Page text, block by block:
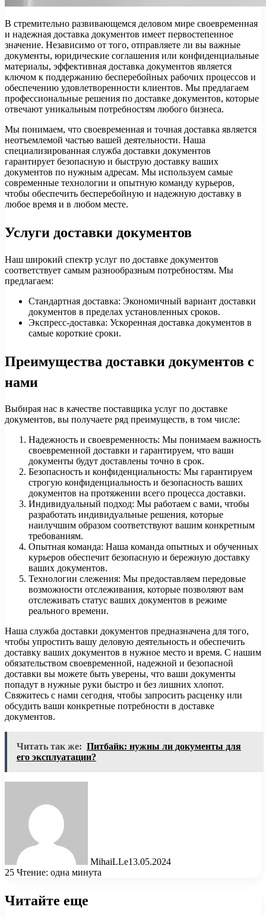
В стремительно развивающемся деловом мире своевременная
и надежная доставка документов имеет первостепенное
значение. Независимо от того, отправляете ли вы важные
документы, юридические соглашения или конфиденциальные
материалы, эффективная доставка документов является
ключом к поддержанию бесперебойных рабочих процессов и
обеспечению удовлетворенности клиентов. Мы предлагаем
профессиональные решения по доставке документов, которые
отвечают уникальным потребностям любого бизнеса.
Мы понимаем, что своевременная и точная доставка является
неотъемлемой частью вашей деятельности. Наша
специализированная служба доставки документов
гарантирует безопасную и быструю доставку ваших
документов по нужным адресам. Мы используем самые
современные технологии и опытную команду курьеров,
чтобы обеспечить бесперебойную и надежную доставку в
любое время и в любом месте.
Услуги доставки документов
Наш широкий спектр услуг по доставке документов
соответствует самым разнообразным потребностям. Мы
предлагаем:
Стандартная доставка: Экономичный вариант доставки
документов в пределах установленных сроков.
Экспресс-доставка: Ускоренная доставка документов в
самые короткие сроки.
Преимущества доставки документов с
нами
Выбирая нас в качестве поставщика услуг по доставке
документов, вы получаете ряд преимуществ, в том числе:
Надежность и своевременность: Мы понимаем важность
своевременной доставки и гарантируем, что ваши
документы будут доставлены точно в срок.
Безопасность и конфиденциальность: Мы гарантируем
строгую конфиденциальность и безопасность ваших
документов на протяжении всего процесса доставки.
Индивидуальный подход: Мы работаем с вами, чтобы
разработать индивидуальные решения, которые
наилучшим образом соответствуют вашим конкретным
требованиям.
Опытная команда: Наша команда опытных и обученных
курьеров обеспечит безопасную и бережную доставку
ваших документов.
Технологии слежения: Мы предоставляем передовые
возможности отслеживания, которые позволяют вам
отслеживать статус ваших документов в режиме
реального времени.
Наша служба доставки документов предназначена для того,
чтобы упростить вашу деловую деятельность и обеспечить
доставку ваших документов в нужное место и время. С нашим
обязательством своевременной, надежной и безопасной
доставки вы можете быть уверены, что ваши документы
попадут в нужные руки быстро и без лишних хлопот.
Свяжитесь с нами сегодня, чтобы запросить расценку или
обсудить ваши конкретные потребности в доставке
документов.
Читать так же: Питбайк: нужны ли документы для
его эксплуатации?
MihaiLLe13.05.2024
25 Чтение: одна минута
Читайте еще